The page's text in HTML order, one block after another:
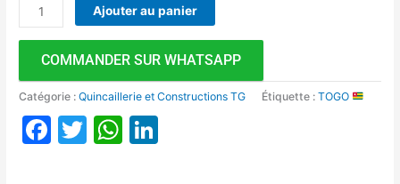
Ajouter au panier
COMMANDER SUR WHATSAPP
Catégorie :Quincaillerie et Constructions TG Étiquette :TOGO
Facebook
TwitterWhatsApp